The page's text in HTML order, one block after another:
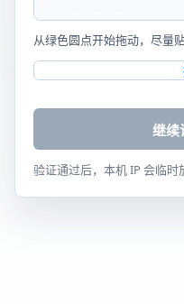
从绿色圆点开始拖动，尽量
继续
验证通过后，本机 IP 会临时